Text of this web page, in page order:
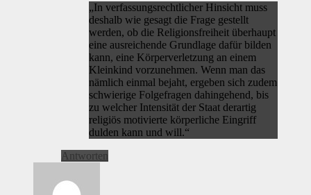
„In verfassungsrechtlicher Hinsicht muss
deshalb wie gesagt die Frage gestellt
werden, ob die Religionsfreiheit überhaupt
eine ausreichende Grundlage dafür bilden
kann, eine Körperverletzung an einem
Kleinkind vorzunehmen. Wenn man das
nämlich einmal bejaht, ergeben sich zudem
schwierige Folgefragen dahingehend, bis
zu welcher Intensität der Staat derartig
religiös motivierte körperliche Eingriff
dulden kann und will.“
Antworten